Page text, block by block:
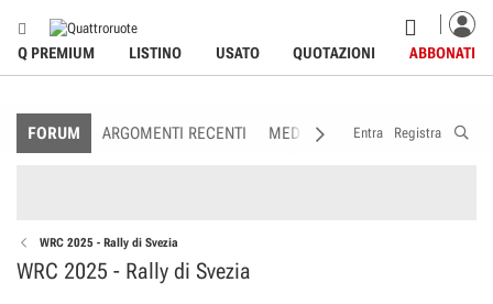
Q PREMIUM LISTINO USATO QUOTAZIONI ABBONATI
FORUM ARGOMENTI RECENTI MEDIA MEMBRI
Entra Registra
WRC 2025 - Rally di Svezia
WRC 2025 - Rally di Svezia